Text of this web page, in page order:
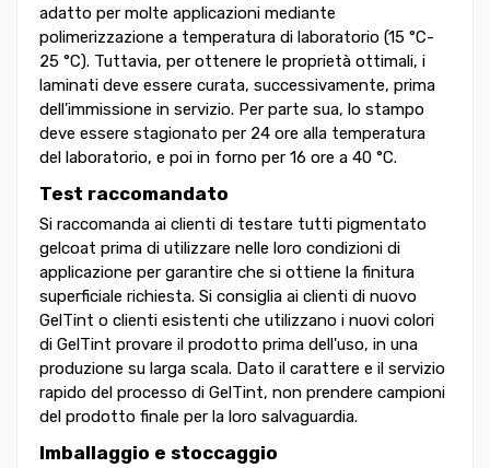
adatto per molte applicazioni mediante
polimerizzazione a temperatura di laboratorio (15 °C-
25 °C). Tuttavia, per ottenere le proprietà ottimali, i
laminati deve essere curata, successivamente, prima
dell'immissione in servizio. Per parte sua, lo stampo
deve essere stagionato per 24 ore alla temperatura
del laboratorio, e poi in forno per 16 ore a 40 °C.
Test raccomandato
Si raccomanda ai clienti di testare tutti pigmentato
gelcoat prima di utilizzare nelle loro condizioni di
applicazione per garantire che si ottiene la finitura
superficiale richiesta. Si consiglia ai clienti di nuovo
GelTint o clienti esistenti che utilizzano i nuovi colori
di GelTint provare il prodotto prima dell'uso, in una
produzione su larga scala. Dato il carattere e il servizio
rapido del processo di GelTint, non prendere campioni
del prodotto finale per la loro salvaguardia.
Imballaggio e stoccaggio